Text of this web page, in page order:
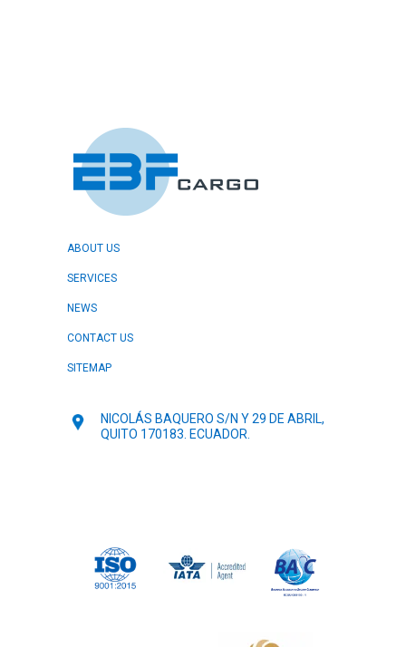
ABOUT US
SERVICES
NEWS
CONTACT US
SITEMAP
NICOLÁS BAQUERO S/N Y 29 DE ABRIL,
QUITO 170183. ECUADOR.